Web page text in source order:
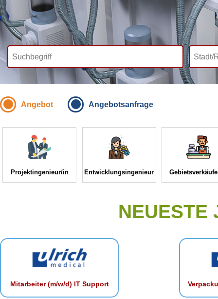
Angebot Angebotsanfrage
Projektingenieur/in Entwicklungsingenieur
NEUESTE
Mitarbeiter (m/w/d) IT Support